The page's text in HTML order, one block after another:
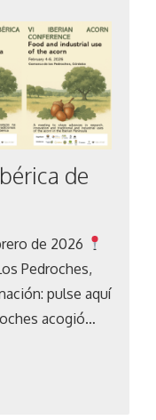
de
de 2026
Pedroches,
pulse aquí
acogió…